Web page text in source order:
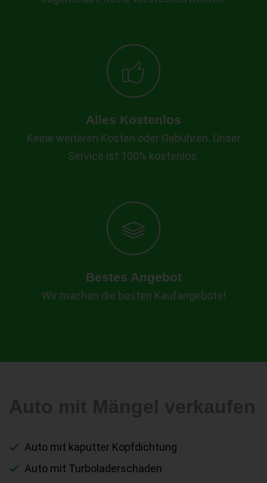
Alles Kostenlos
Keine weiteren Kosten oder Gebühren. Unser
Service ist 100% kostenlos.
Bestes Angebot
Wir machen die besten Kaufangebote!
Auto mit kaputter Kopfdichtung
Auto mit Turboladerschaden